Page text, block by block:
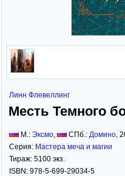
Линн Флевеллинг
Месть Темного
М.: Эксмо, СПб.: Домино,
Серия: Мастера меча и магии
Тираж: 5100 экз.
ISBN: 978-5-699-29034-5